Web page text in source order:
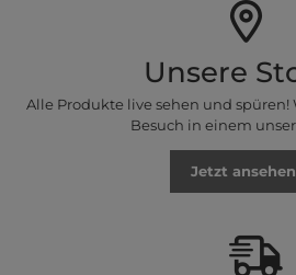
Unsere
Alle Produkte live sehen und spüren!
Besuch in einem
Jetzt